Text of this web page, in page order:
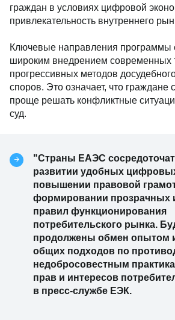
граждан в условиях цифровой
привлекательность внутреннего
Ключевые направления программы
широким внедрением современных
прогрессивных методов
споров. Это означает, что граждане
проще решать конфликтные
суд.
"Страны ЕАЭС
развитии удобных
повышении правовой
формировании прозрачных
правил функционирования
потребительского рынка.
продолжены обмен опытом
общих подходов по
недобросовестным
прав и интересов
в пресс-службе ЕЭК.